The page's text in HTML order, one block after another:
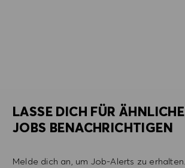
LASSE DICH FÜR ÄHNLICHE
JOBS BENACHRICHTIGEN
Melde dich an, um Job-Alerts zu erhalten.